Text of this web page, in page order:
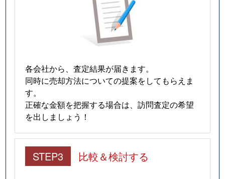
各会社から、査定結果が届きます。
同時に売却方法についての提案をしてもらえま
す。
正確な金額を把握する場合は、訪問査定の希望
を出しましょう！
STEP3 比較＆検討する